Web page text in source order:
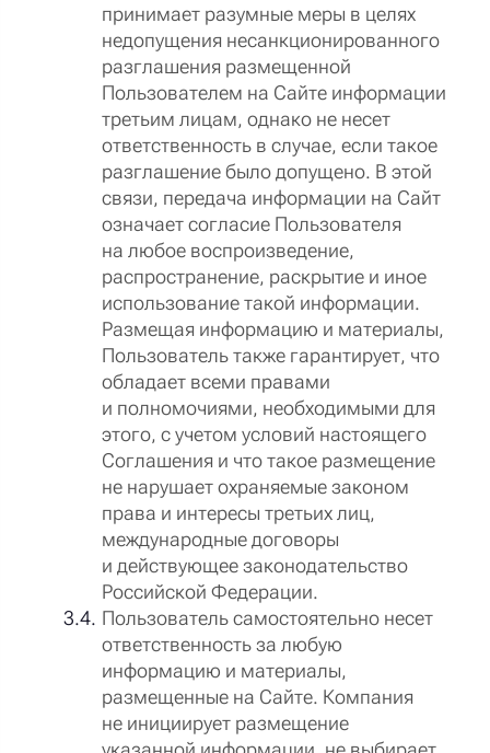
принимает разумные меры в целях
недопущения несанкционированного
разглашения размещенной
Пользователем на Сайте информации
третьим лицам, однако не несет
ответственность в случае, если такое
разглашение было допущено. В этой
связи, передача информации на Сайт
означает согласие Пользователя
на любое воспроизведение,
распространение, раскрытие и иное
использование такой информации.
Размещая информацию и материалы,
Пользователь также гарантирует, что
обладает всеми правами
и полномочиями, необходимыми для
этого, с учетом условий настоящего
Соглашения и что такое размещение
не нарушает охраняемые законом
права и интересы третьих лиц,
международные договоры
и действующее законодательство
Российской Федерации.
Пользователь самостоятельно несет
ответственность за любую
информацию и материалы,
размещенные на Сайте. Компания
не инициирует размещение